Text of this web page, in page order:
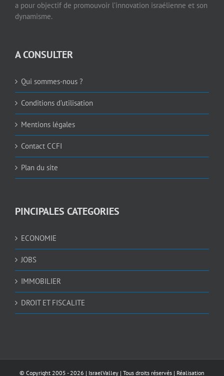
a pour objectif de promouvoir l’innovation israélienne et son
dynamisme.
A CONSULTER
Qui sommes-nous ?
Conditions d’utilisation
Mentions légales
Contact CCFI
Plan du site
PINCIPALES CATEGORIES
ECONOMIE
JOBS
IMMOBILIER
DROIT ET FISCALITE
© Copyright 2005 -2026 | IsraelValley | Tous droits réservés | Réalisation